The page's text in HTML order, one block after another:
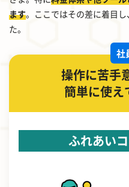
ます。ここではその差に着目
た。
社
操作に苦手
簡単に使え
ふれあい